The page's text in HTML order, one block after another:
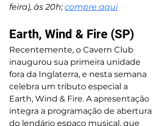
feira), às 20h; compre aqui
Earth, Wind & Fire (SP)
Recentemente, o Cavern Club
inaugurou sua primeira unidade
fora da Inglaterra, e nesta semana
celebra um tributo especial a
Earth, Wind & Fire. A apresentação
integra a programação de abertura
do lendário espaço musical, que